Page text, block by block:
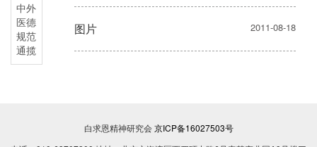
中外
医德
规范
通揽
图片 2011-08-18
白求恩精神研究会京ICP备16027503号